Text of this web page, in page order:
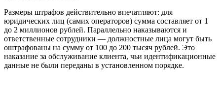
Размеры штрафов действительно впечатляют: для
юридических лиц (самих операторов) сумма составляет от 1
до 2 миллионов рублей. Параллельно наказываются и
ответственные сотрудники — должностные лица могут быть
оштрафованы на сумму от 100 до 200 тысяч рублей. Это
наказание за обслуживание клиента, чьи идентификационные
данные не были переданы в установленном порядке.